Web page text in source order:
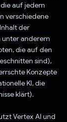
auf jedem
verschiedene
der
anderem
die auf den
sind),
Konzepte
KI, die
klärt).
Vertex AI und